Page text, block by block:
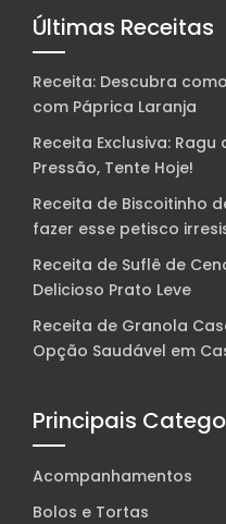
Últimas Receitas
Receita: Descubra
com Páprica Laranja
Receita Exclusiva:
Pressão, Tente Hoje!
Receita de Biscoitinho
fazer esse petisco
Receita de Suflê de
Delicioso Prato Leve
Receita de Granola
Opção Saudável em
Principais
Acompanhamentos
Bolos e Tortas